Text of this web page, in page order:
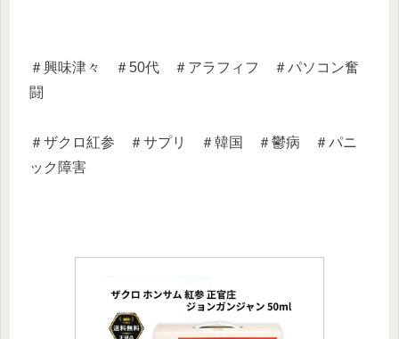
＃興味津々 ＃50代 ＃アラフィフ ＃パソコン奮
闘
＃ザクロ紅参 ＃サプリ ＃韓国 ＃鬱病 ＃パニ
ック障害